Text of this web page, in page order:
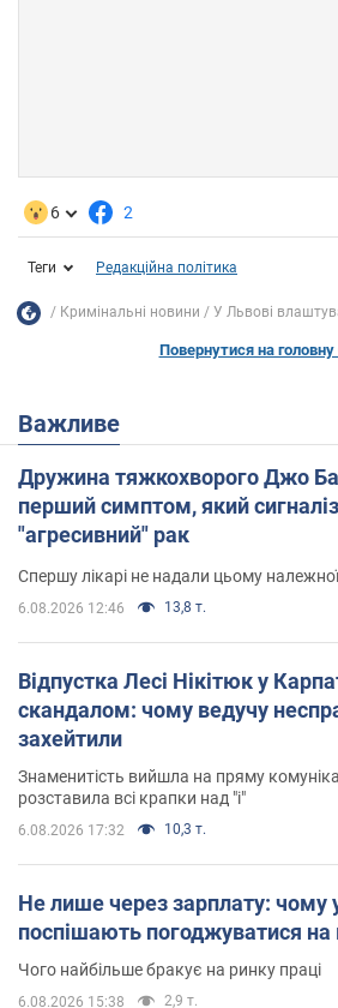
6 2
Теги Редакційна політика
Кримінальні новини У Львові
Повернутися на головну
Важливе
Дружина тяжкохворого Джо
перший симптом, який
"агресивний" рак
Спершу лікарі не надали цьому
6.08.2026 12:46 13,8 т.
Відпустка Лесі Нікітюк у
скандалом: чому ведучу
захейтили
Знаменитість вийшла на пряму
розставила всі крапки над "і"
6.08.2026 17:32 10,3 т.
Не лише через зарплату: чому
поспішають погоджуватися на
Чого найбільше бракує на ринку праці
6.08.2026 15:38 2,9 т.